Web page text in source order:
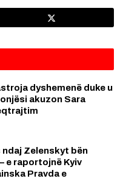
dyshemenë duke u
akuzon Sara
ndaj Zelenskyt bën
e raportojnë Kyiv
Pravda e